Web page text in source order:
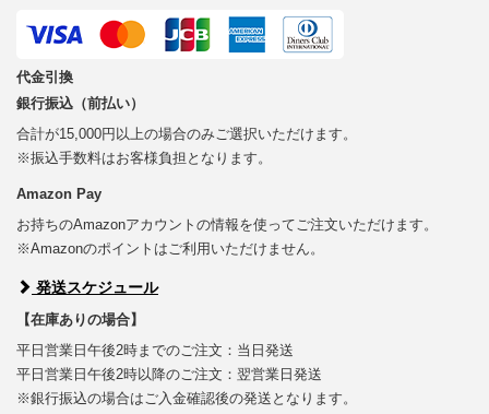
代金引換
銀行振込（前払い）
合計が15,000円以上の場合のみご選択いただけます。
※振込手数料はお客様負担となります。
Amazon Pay
お持ちのAmazonアカウントの情報を使ってご注文いただけます。
※Amazonのポイントはご利用いただけません。
発送スケジュール
【在庫ありの場合】
平日営業日午後2時までのご注文：当日発送
平日営業日午後2時以降のご注文：翌営業日発送
※銀行振込の場合はご入金確認後の発送となります。